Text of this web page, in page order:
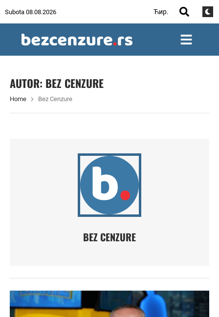
Subota 08.08.2026 Ћир.
AUTOR: BEZ CENZURE
Home Bez Cenzure
BEZ CENZURE